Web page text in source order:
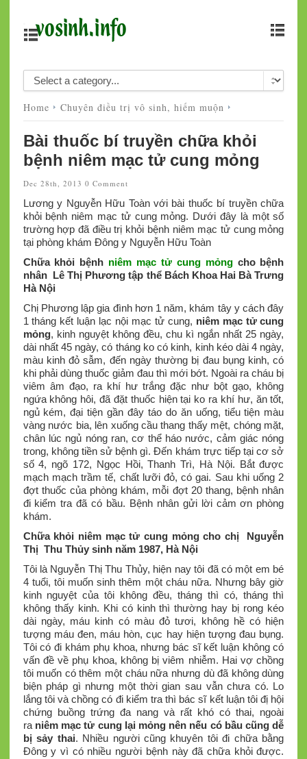
Home Chuyên điều trị vô sinh, hiếm muộn
Bài thuốc bí truyền chữa khỏi
bệnh niêm mạc tử cung mỏng
Dec 28th, 2013 0 Comment
Lương y Nguyễn Hữu Toàn với bài thuốc bí truyền chữa
khỏi bệnh niêm mạc tử cung mỏng. Dưới đây là một số
trường hợp đã điều trị khỏi bệnh niêm mạc tử cung mỏng
tại phòng khám Đông y Nguyễn Hữu Toàn
Chữa khỏi bệnh niêm mạc tử cung mỏng cho bệnh
nhân Lê Thị Phương tập thể Bách Khoa Hai Bà Trưng
Hà Nội
Chị Phương lập gia đình hơn 1 năm, khám tây y cách đây
1 tháng kết luận lạc nội mạc tử cung, niêm mạc tử cung
mỏng, kinh nguyệt không đều, chu kì ngắn nhất 25 ngày,
dài nhất 45 ngày, có tháng ko có kinh, kinh kéo dài 4 ngày,
màu kinh đỏ sẫm, đến ngày thường bị đau bụng kinh, có
khi phải dùng thuốc giảm đau thì mới bớt. Ngoài ra cháu bị
viêm âm đạo, ra khí hư trắng đặc như bột gạo, không
ngứa không hôi, đã đặt thuốc hiện tại ko ra khí hư, ăn tốt,
ngủ kém, đại tiện gần đây táo do ăn uống, tiểu tiện màu
vàng nước bia, lên xuống cầu thang thấy mệt, chóng mặt,
chân lúc ngủ nóng ran, cơ thể háo nước, cảm giác nóng
trong, không tiền sử bệnh gì. Đến khám trực tiếp tại cơ sở
số 4, ngõ 172, Ngọc Hồi, Thanh Trì, Hà Nội. Bắt được
mạch mạch trầm tế, chất lưỡi đỏ, có gai. Sau khi uống 2
đợt thuốc của phòng khám, mỗi đợt 20 thang, bệnh nhân
đi kiểm tra đã có bầu. Bệnh nhân gửi lời cảm ơn phòng
khám.
Chữa khỏi niêm mạc tử cung mỏng cho chị Nguyễn
Thị Thu Thủy sinh năm 1987, Hà Nội
Tôi là Nguyễn Thị Thu Thủy, hiện nay tôi đã có một em bé
4 tuổi, tôi muốn sinh thêm một cháu nữa. Nhưng bây giờ
kinh nguyệt của tôi không đều, tháng thì có, tháng thì
không thấy kinh. Khi có kinh thì thường hay bị rong kéo
dài ngày, máu kinh có màu đỏ tươi, không hề có hiện
tượng máu đen, máu hòn, cục hay hiện tượng đau bụng.
Tôi có đi khám phụ khoa, nhưng bác sĩ kết luận không có
vấn đề về phụ khoa, không bị viêm nhiễm. Hai vợ chồng
tôi muốn có thêm một cháu nữa nhưng dù đã không dùng
biện pháp gì nhưng một thời gian sau vẫn chưa có. Lo
lắng tôi và chồng có đi kiểm tra thì bác sĩ kết luận tôi đị hội
chứng buồng trứng đa nang và rất khó có thai, ngoài
ra niêm mạc tử cung lại mỏng nên nếu có bầu cũng dễ
bị sảy thai. Nhiều người cũng khuyên tôi đi chữa bằng
Đông y vì có nhiều người bệnh này đã chữa khỏi được.